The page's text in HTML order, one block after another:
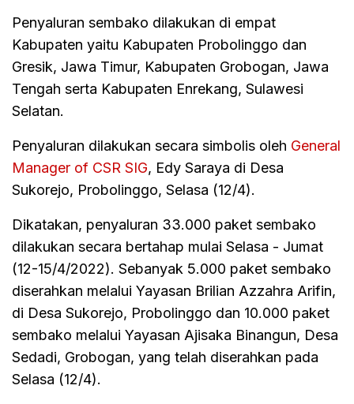
Penyaluran sembako dilakukan di empat
Kabupaten yaitu Kabupaten Probolinggo dan
Gresik, Jawa Timur, Kabupaten Grobogan, Jawa
Tengah serta Kabupaten Enrekang, Sulawesi
Selatan.
Penyaluran dilakukan secara simbolis oleh General
Manager of CSR SIG, Edy Saraya di Desa
Sukorejo, Probolinggo, Selasa (12/4).
Dikatakan, penyaluran 33.000 paket sembako
dilakukan secara bertahap mulai Selasa - Jumat
(12-15/4/2022). Sebanyak 5.000 paket sembako
diserahkan melalui Yayasan Brilian Azzahra Arifin,
di Desa Sukorejo, Probolinggo dan 10.000 paket
sembako melalui Yayasan Ajisaka Binangun, Desa
Sedadi, Grobogan, yang telah diserahkan pada
Selasa (12/4).